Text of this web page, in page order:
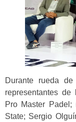
Durante rueda
representantes
Pro Master
State; Sergio